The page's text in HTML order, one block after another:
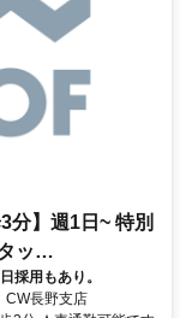
分】週1日~ 特別
ッ
採用もあり。
長野支店